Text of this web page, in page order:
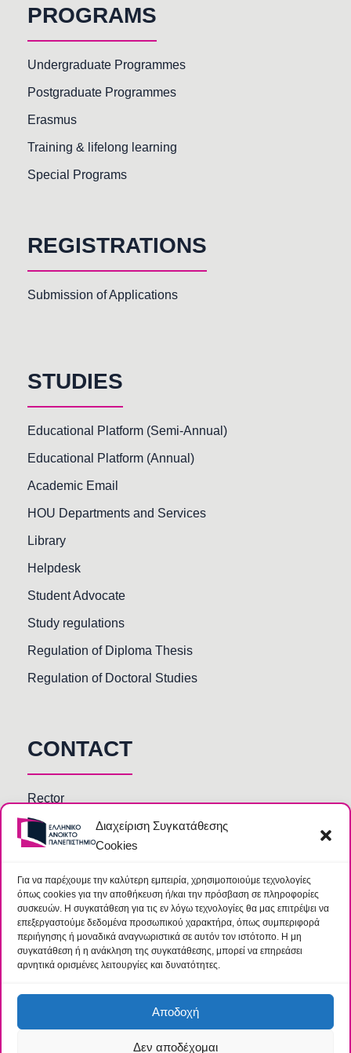
Διαχείριση Συγκατάθεσης
Cookies
Για να παρέχουμε την καλύτερη εμπειρία, χρησιμοποιούμε τεχνολογίες
όπως cookies για την αποθήκευση ή/και την πρόσβαση σε πληροφορίες
συσκευών. Η συγκατάθεση για τις εν λόγω τεχνολογίες θα μας επιτρέψει να
επεξεργαστούμε δεδομένα προσωπικού χαρακτήρα, όπως συμπεριφορά
περιήγησης ή μοναδικά αναγνωριστικά σε αυτόν τον ιστότοπο. Η μη
συγκατάθεση ή η ανάκληση της συγκατάθεσης, μπορεί να επηρεάσει
αρνητικά ορισμένες λειτουργίες και δυνατότητες.
Αποδοχή
Δεν αποδέχομαι
PROGRAMS
Undergraduate Programmes
Postgraduate Programmes
Erasmus
Training & lifelong learning
Special Programs
REGISTRATIONS
Submission of Applications
STUDIES
Educational Platform (Semi-Annual)
Educational Platform (Annual)
Academic Email
HOU Departments and Services
Library
Helpdesk
Student Advocate
Study regulations
Regulation of Diploma Thesis
Regulation of Doctoral Studies
CONTACT
Rector
Faculty members
HOU Departments and Services
Secretariats of Deanships of Schools
Library